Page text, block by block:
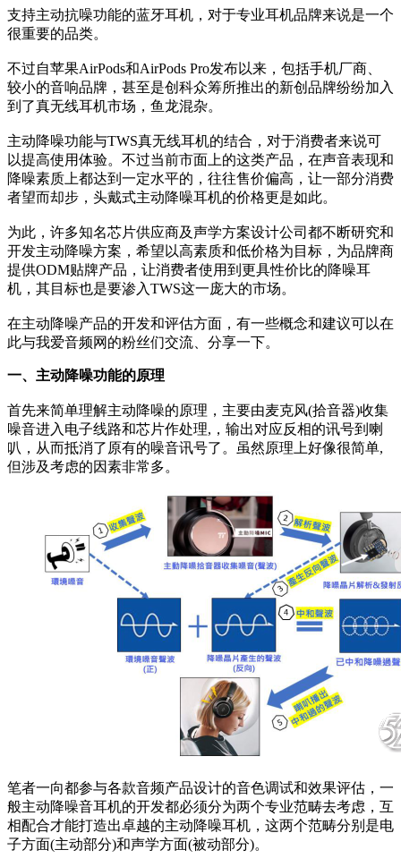
支持主动抗噪功能的蓝牙耳机，对于专业耳机品牌来说是一个
很重要的品类。
不过自苹果AirPods和AirPods Pro发布以来，包括手机厂商、
较小的音响品牌，甚至是创科众筹所推出的新创品牌纷纷加入
到了真无线耳机市场，鱼龙混杂。
主动降噪功能与TWS真无线耳机的结合，对于消费者来说可
以提高使用体验。不过当前市面上的这类产品，在声音表现和
降噪素质上都达到一定水平的，往往售价偏高，让一部分消费
者望而却步，头戴式主动降噪耳机的价格更是如此。
为此，许多知名芯片供应商及声学方案设计公司都不断研究和
开发主动降噪方案，希望以高素质和低价格为目标，为品牌商
提供ODM贴牌产品，让消费者使用到更具性价比的降噪耳
机，其目标也是要渗入TWS这一庞大的市场。
在主动降噪产品的开发和评估方面，有一些概念和建议可以在
此与我爱音频网的粉丝们交流、分享一下。
一、主动降噪功能的原理
首先来简单理解主动降噪的原理，主要由麦克风(拾音器)收集
噪音进入电子线路和芯片作处理,，输出对应反相的讯号到喇
叭，从而抵消了原有的噪音讯号了。虽然原理上好像很简单,
但涉及考虑的因素非常多。
笔者一向都参与各款音频产品设计的音色调试和效果评估，一
般主动降噪音耳机的开发都必须分为两个专业范畴去考虑，互
相配合才能打造出卓越的主动降噪耳机，这两个范畴分别是电
子方面(主动部分)和声学方面(被动部分)。